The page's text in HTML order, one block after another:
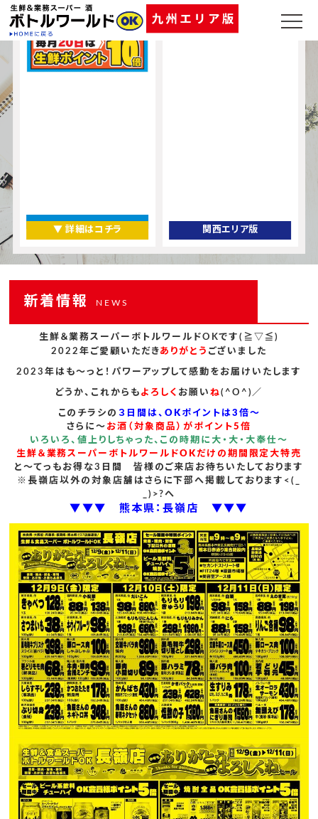
▼ 詳細はコチラ 関西エリア版
新着情報 NEWS
生鮮＆業務スーパーボトルワールドOKです(≧▽≦)
2022年ご愛顧いただきありがとう ございました
2023年はも～っと！パワーアップして感動をお届けいたします
どうか、これからも よろしく お願い ね(^O^)／
このチラシの ３日間は、OKポイントは3倍～
さらに～ お酒（対象商品）がポイント5倍
いろいろ、値上りしちゃった、この時期に大・大・大奉仕～
生鮮＆業務スーパーボトルワールドOKだけの期間限定大特売
と～てっもお得な3日間 皆様のご来店お待ちいたしております
※長嶺店以外の対象店舗はさらに下部へ掲載しております<(_
_)>?へ
▼▼▼ 熊本県：長嶺店 ▼▼▼